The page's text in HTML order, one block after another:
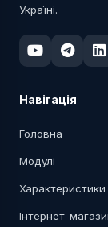
Україні.
Навігація
Головна
Модулі
Характеристики
Інтернет-